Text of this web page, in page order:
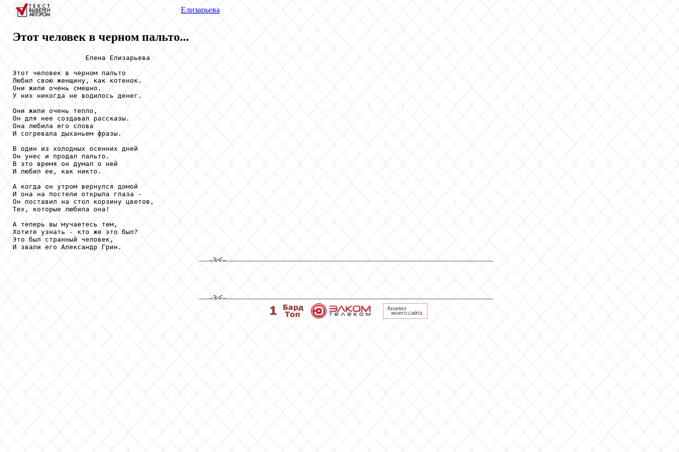
Елизарьева
Этот человек в черном пальто...
                  Елена Елизарьева
Этот человек в черном пальто
Любил свою женщину, как котенок.
Они жили очень смешно.
У них никогда не водилось денег.
Они жили очень тепло,
Он для нее создавал рассказы.
Она любила его слова
И согревала дыханьем фразы.
В один из холодных осенних дней
Он унес и продал пальто.
В это время он думал о ней
И любил ее, как никто.
А когда он утром вернулся домой
И она на постели открыла глаза -
Он поставил на стол корзину цветов,
Тех, которые любила она!
А теперь вы мучаетесь тем,
Хотите узнать - кто же это был?
Это был странный человек,
И звали его Александр Грин.